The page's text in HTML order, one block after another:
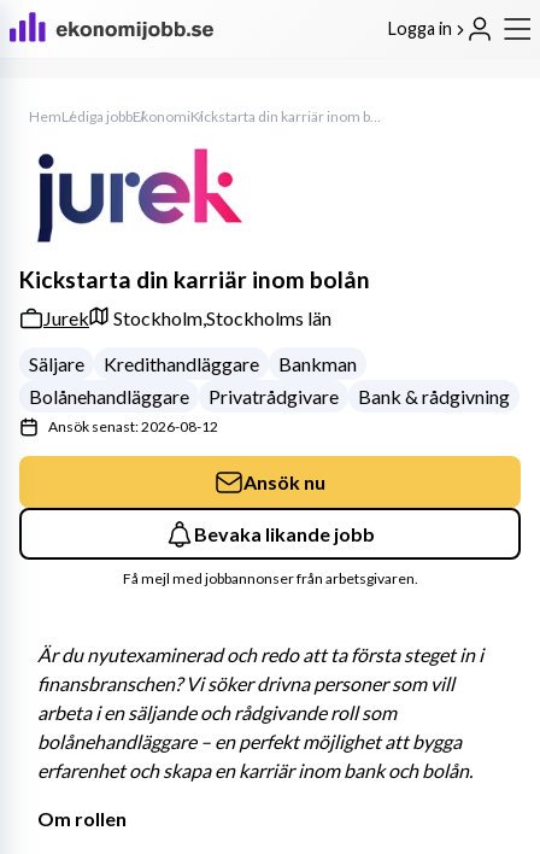
Logga in
HemLediga jobbEkonomi Kickstarta din karriär inom bolån
Är du nyutexaminerad och redo att ta första steget in i
finansbranschen? Vi söker drivna personer som vill
arbeta i en säljande och rådgivande roll som
bolånehandläggare – en perfekt möjlighet att bygga
erfarenhet och skapa en karriär inom bank och bolån.
Om rollen
Kickstarta din karriär inom bolån
Jurek Stockholm,Stockholms län
Säljare
Kredithandläggare
Bankman
Bolånehandläggare
Privatrådgivare Bank & rådgivning
Ansök senast: 2026-08-12
Ansök nu
Bevaka likande jobb
Få mejl med jobbannonser från arbetsgivaren.